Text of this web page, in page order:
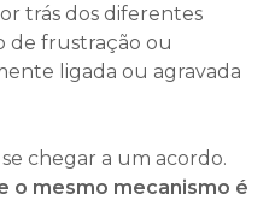
trás dos diferentes
de frustração ou
ligada ou agravada
chegar a um acordo.
o mesmo mecanismo é